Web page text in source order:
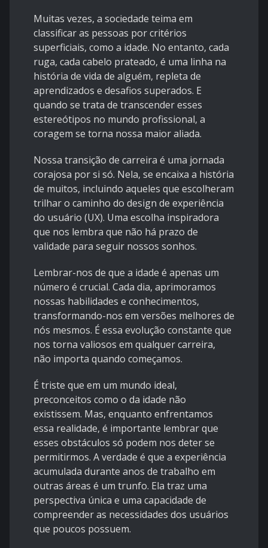
Muitas vezes, a sociedade teima em
classificar as pessoas por critérios
superficiais, como a idade. No entanto, cada
ruga, cada cabelo prateado, é uma linha na
história de vida de alguém, repleta de
aprendizados e desafios superados. E
quando se trata de transcender esses
estereótipos no mundo profissional, a
coragem se torna nossa maior aliada.
Nossa transição de carreira é uma jornada
corajosa por si só. Nela, se encaixa a história
de muitos, incluindo aqueles que escolheram
trilhar o caminho do design de experiência
do usuário (UX). Uma escolha inspiradora
que nos lembra que não há prazo de
validade para seguir nossos sonhos.
Lembrar-nos de que a idade é apenas um
número é crucial. Cada dia, aprimoramos
nossas habilidades e conhecimentos,
transformando-nos em versões melhores de
nós mesmos. É essa evolução constante que
nos torna valiosos em qualquer carreira,
não importa quando começamos.
É triste que em um mundo ideal,
preconceitos como o da idade não
existissem. Mas, enquanto enfrentamos
essa realidade, é importante lembrar que
esses obstáculos só podem nos deter se
permitirmos. A verdade é que a experiência
acumulada durante anos de trabalho em
outras áreas é um trunfo. Ela traz uma
perspectiva única e uma capacidade de
compreender as necessidades dos usuários
que poucos possuem.